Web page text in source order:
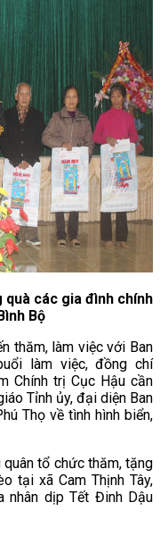
quà các gia đình chính
Bộ
thăm, làm việc với Ban
làm việc, đồng chí
Chính trị Cục Hậu cần
Tỉnh ủy, đại diện Ban
Thọ về tình hình biển,
quân tổ chức thăm, tặng
tại xã Cam Thịnh Tây,
nhân dịp Tết Đinh Dậu